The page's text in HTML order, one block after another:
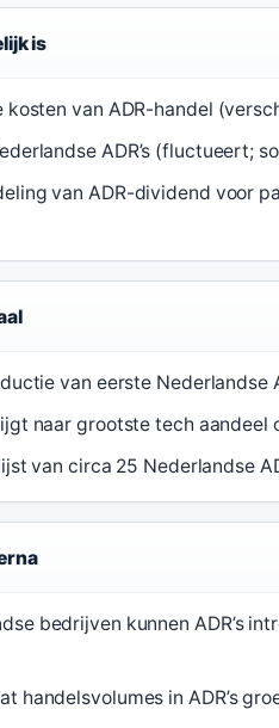
is
kosten van ADR-handel
ADR’s (fluctueert;
van ADR-dividend voor
van eerste Nederlandse
naar grootste tech aandeel
van circa 25 Nederlandse
bedrijven kunnen ADR’s
handelsvolumes in ADR’s